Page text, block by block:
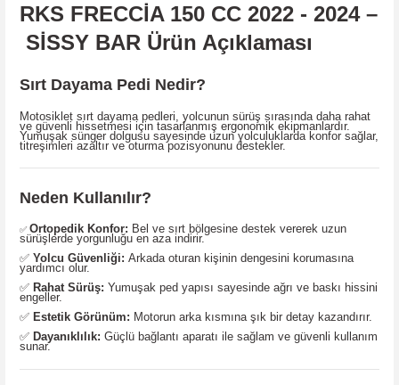
RKS FRECCİA 150 CC 2022 - 2024–
SİSSY BAR Ürün Açıklaması
Sırt Dayama Pedi Nedir?
Motosiklet sırt dayama pedleri, yolcunun sürüş sırasında daha rahat
ve güvenli hissetmesi için tasarlanmış ergonomik ekipmanlardır.
Yumuşak sünger dolgusu sayesinde uzun yolculuklarda konfor sağlar,
titreşimleri azaltır ve oturma pozisyonunu destekler.
Neden Kullanılır?
✅ Ortopedik Konfor: Bel ve sırt bölgesine destek vererek uzun
sürüşlerde yorgunluğu en aza indirir.
✅ Yolcu Güvenliği: Arkada oturan kişinin dengesini korumasına
yardımcı olur.
✅ Rahat Sürüş: Yumuşak ped yapısı sayesinde ağrı ve baskı hissini
engeller.
✅ Estetik Görünüm: Motorun arka kısmına şık bir detay kazandırır.
✅ Dayanıklılık: Güçlü bağlantı aparatı ile sağlam ve güvenli kullanım
sunar.